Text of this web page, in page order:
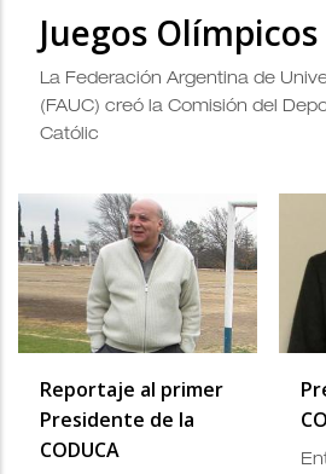
Juegos Olímpicos
La Federación Argentina de
(FAUC) creó la Comisión del
Católic
Reportaje al primer
Presidente de la
CODUCA